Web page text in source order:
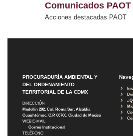
Comunicados PAOT
Acciones destacadas PAOT
PROCURADURÍA AMBIENTAL Y
DEL ORDENAMIENTO
TERRITORIAL DE LA CDMX
DIRECCIÓN
Medellín 202, Col. Roma Sur, Alcaldía
Cuauhtémoc, C.P. 06700, Ciudad de México
WEB E-MAIL
Correo Institucional
TELÉFONO